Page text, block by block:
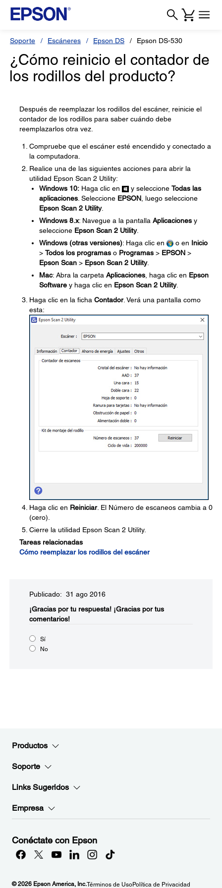
Soporte Escáneres Epson DS Epson DS-530
¿Cómo reinicio el contador de
los rodillos del producto?
Después de reemplazar los rodillos del escáner, reinicie el
contador de los rodillos para saber cuándo debe
reemplazarlos otra vez.
Compruebe que el escáner esté encendido y conectado a
la computadora.
Realice una de las siguientes acciones para abrir la
utilidad Epson Scan 2 Utility:
Windows 10: Haga clic en y seleccione Todas las
aplicaciones . Seleccione EPSON , luego seleccione
Epson Scan 2 Utility.
Windows 8.x: Navegue a la pantalla Aplicaciones y
seleccione Epson Scan 2 Utility.
Windows (otras versiones): Haga clic en o en Inicio
> Todos los programas o Programas > EPSON >
Epson Scan > Epson Scan 2 Utility.
Mac: Abra la carpeta Aplicaciones , haga clic en Epson
Software y haga clic en Epson Scan 2 Utility.
Haga clic en la ficha Contador. Verá una pantalla como
esta:
Haga clic en Reiniciar. El Número de escaneos cambia a 0
(cero).
Cierre la utilidad Epson Scan 2 Utility.
Tareas relacionadas
Cómo reemplazar los rodillos del escáner
Publicado: 31 ago 2016
¡Gracias por tu respuesta! ¡Gracias por tus
comentarios!
Sí
No
Productos
Soporte
Links Sugeridos
Empresa
Conéctate con Epson
© 2026 Epson America, Inc.Términos de UsoPolítica de Privacidad